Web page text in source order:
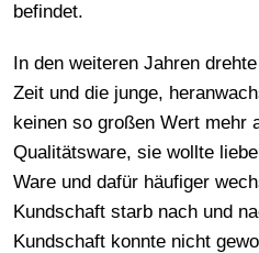
befindet.
In den weiteren Jahren
Zeit und die junge,
keinen so großen Wert mehr
Qualitätsware, sie wollte
Ware und dafür häufiger
Kundschaft starb nach und
Kundschaft konnte nicht